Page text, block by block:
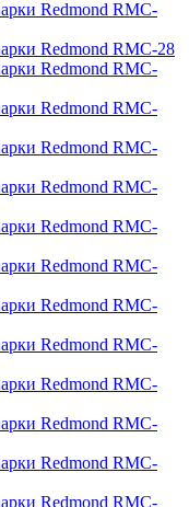
Redmond RMC-
Redmond RMC-28
Redmond RMC-
Redmond RMC-
Redmond RMC-
Redmond RMC-
Redmond RMC-
Redmond RMC-
Redmond RMC-
Redmond RMC-
Redmond RMC-
Redmond RMC-
Redmond RMC-
Redmond RMC-